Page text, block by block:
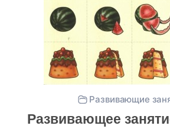
Развивающие
Развивающее